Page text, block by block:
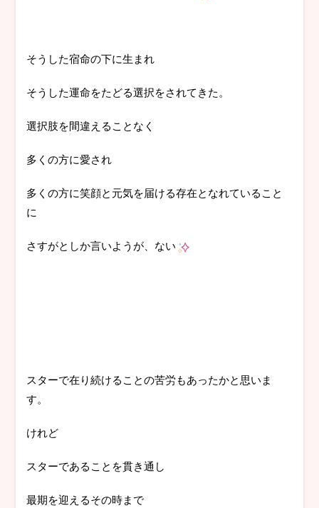
そうした宿命の下に生まれ
そうした運命をたどる選択をされてきた。
選択肢を間違えることなく
多くの方に愛され
多くの方に笑顔と元気を届ける存在となれていること
に
さすがとしか言いようが、ない
スターで在り続けることの苦労もあったかと思いま
す。
けれど
スターであることを貫き通し
最期を迎えるその時まで